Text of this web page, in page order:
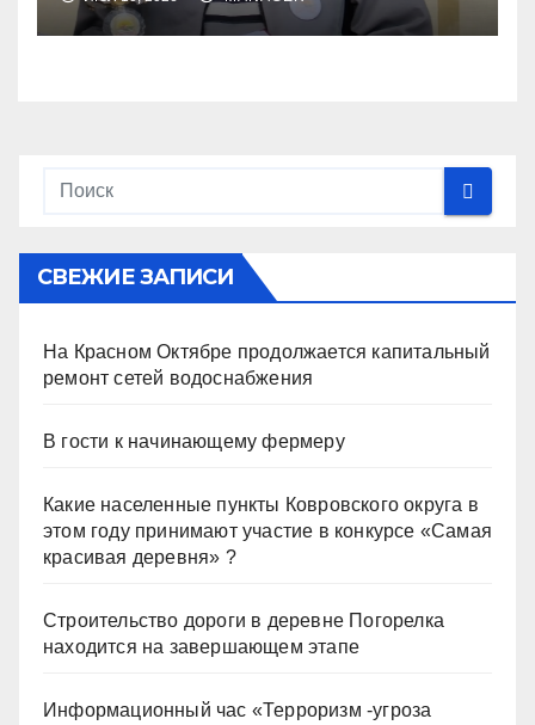
будет занесен на
региональную«Галерею
СВЕЖИЕ ЗАПИСИ
На Красном Октябре продолжается капитальный
ремонт сетей водоснабжения
В гости к начинающему фермеру
Какие населенные пункты Ковровского округа в
этом году принимают участие в конкурсе «Самая
красивая деревня» ?
Строительство дороги в деревне Погорелка
находится на завершающем этапе
Информационный час «Терроризм -угроза